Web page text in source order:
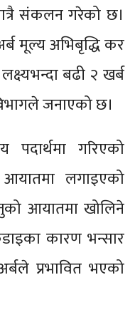
संकलन गरेको छ।
मूल्य अभिबृद्धि कर
बढी २ खर्ब
जनाएको छ।
पदार्थमा गरिएको
लगाइएको
आयातमा खोलिने
कारण भन्सार
प्रभावित भएको